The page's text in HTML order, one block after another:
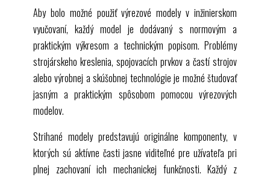
Aby bolo možné použiť výrezové modely v inžinierskom
vyučovaní, každý model je dodávaný s normovým a
praktickým výkresom a technickým popisom. Problémy
strojárskeho kreslenia, spojovacích prvkov a častí strojov
alebo výrobnej a skúšobnej technológie je možné študovať
jasným a praktickým spôsobom pomocou výrezových
modelov.
Strihané modely predstavujú originálne komponenty, v
ktorých sú aktívne časti jasne viditeľné pre užívateľa pri
plnej zachovaní ich mechanickej funkčnosti. Každý z